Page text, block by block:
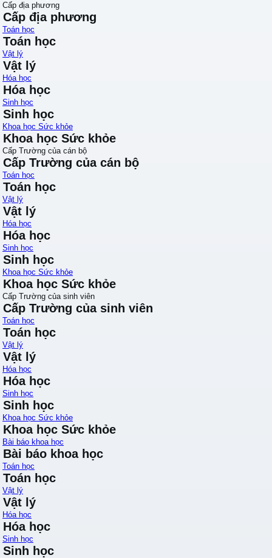
Cấp địa phương
Cấp địa phương
Toán học
Toán học
Vật lý
Vật lý
Hóa học
Hóa học
Sinh học
Sinh học
Khoa học Sức khỏe
Khoa học Sức khỏe
Cấp Trường của cán bộ
Cấp Trường của cán bộ
Toán học
Toán học
Vật lý
Vật lý
Hóa học
Hóa học
Sinh học
Sinh học
Khoa học Sức khỏe
Khoa học Sức khỏe
Cấp Trường của sinh viên
Cấp Trường của sinh viên
Toán học
Toán học
Vật lý
Vật lý
Hóa học
Hóa học
Sinh học
Sinh học
Khoa học Sức khỏe
Khoa học Sức khỏe
Bài báo khoa học
Bài báo khoa học
Toán học
Toán học
Vật lý
Vật lý
Hóa học
Hóa học
Sinh học
Sinh học